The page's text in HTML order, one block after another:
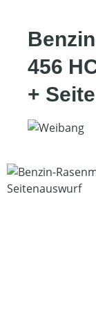
456
+
Bildergalerie